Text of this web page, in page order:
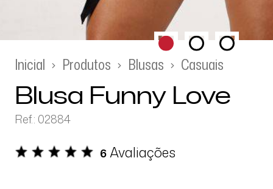
Inicial Produtos Blusas Casuais
Blusa Funny Love
Ref.: 02884
6Avaliações